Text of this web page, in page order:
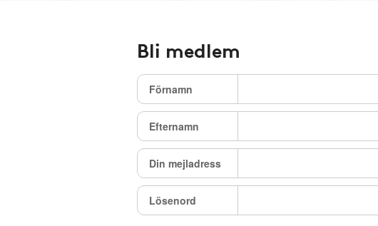
Bli medlem
Förnamn
Efternamn
Din mejladress
Lösenord